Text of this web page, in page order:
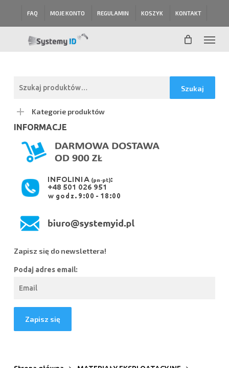
FAQ MOJE KONTO REGULAMIN KOSZYK KONTAKT
Menu
Szukaj
Kategorie produktów
INFORMACJE
Zapisz się do newslettera!
Podaj adres email: